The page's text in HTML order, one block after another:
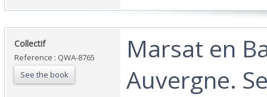
‎Collectif ‎
Reference : QWA-8765
See the book
‎Marsat en
Auvergne.